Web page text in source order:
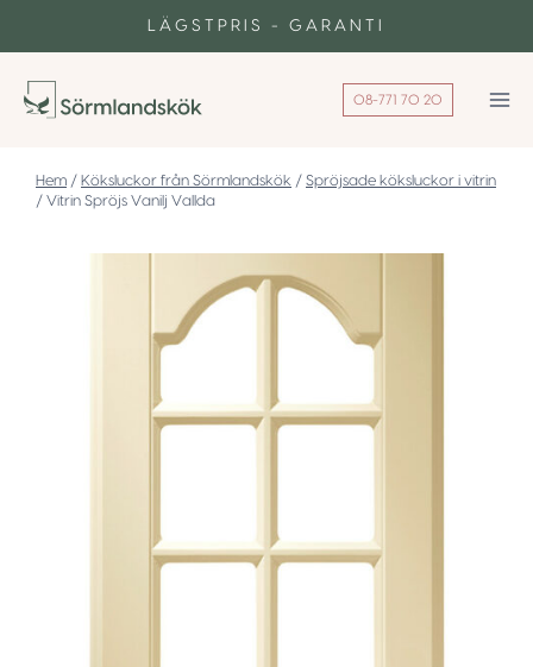
LÄGSTPRIS - GARANTI
08-771 70 20
/ Köksluckor från Sörmlandskök / Spröjsade köksluckor i vitrin
/ Vitrin Spröjs Vanilj Vallda